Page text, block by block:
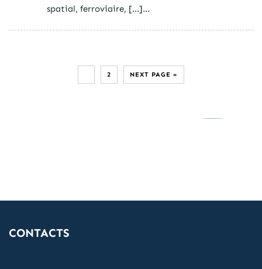
spatial, ferroviaire, […]...
2 NEXT PAGE »
CONTACTS